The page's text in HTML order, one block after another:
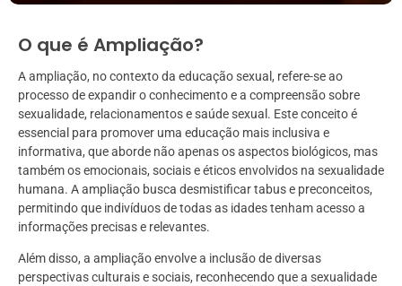
O que é Ampliação?
A ampliação, no contexto da educação sexual, refere-se ao
processo de expandir o conhecimento e a compreensão sobre
sexualidade, relacionamentos e saúde sexual. Este conceito é
essencial para promover uma educação mais inclusiva e
informativa, que aborde não apenas os aspectos biológicos, mas
também os emocionais, sociais e éticos envolvidos na sexualidade
humana. A ampliação busca desmistificar tabus e preconceitos,
permitindo que indivíduos de todas as idades tenham acesso a
informações precisas e relevantes.
Além disso, a ampliação envolve a inclusão de diversas
perspectivas culturais e sociais, reconhecendo que a sexualidade